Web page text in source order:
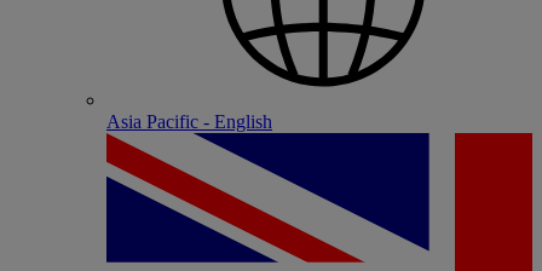
Asia Pacific - English